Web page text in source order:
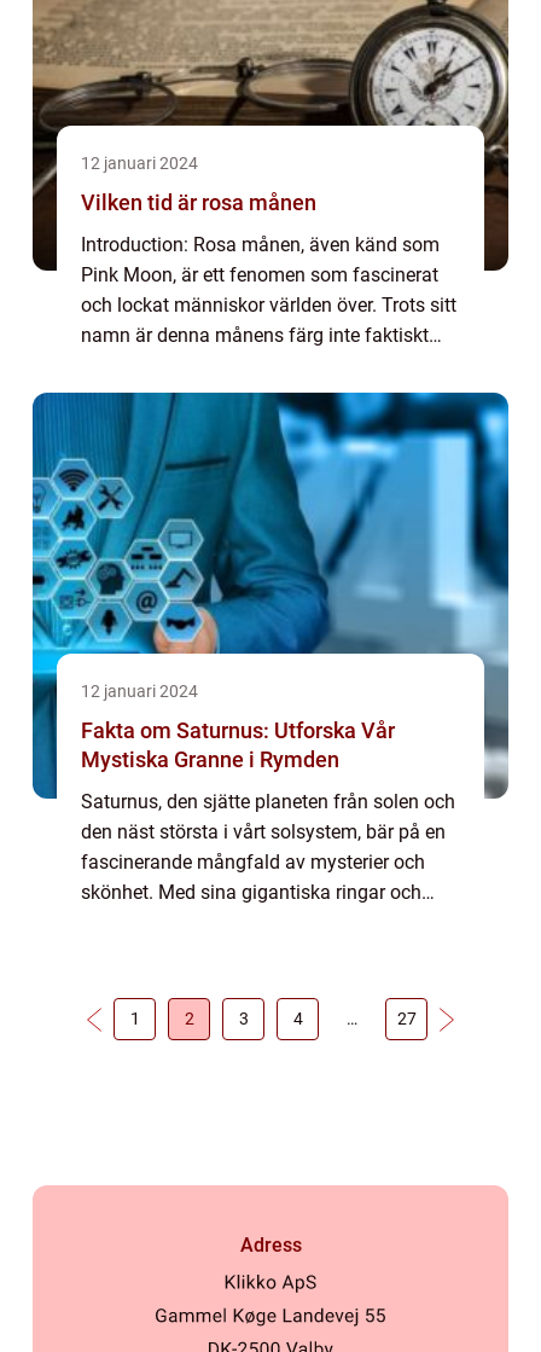
12 januari 2024
Vilken tid är rosa månen
Introduction: Rosa månen, även känd som
Pink Moon, är ett fenomen som fascinerat
och lockat människor världen över. Trots sitt
namn är denna månens färg inte faktiskt
vilda blommor som blommar under våren i...
12 januari 2024
Fakta om Saturnus: Utforska Vår
Mystiska Granne i Rymden
Saturnus, den sjätte planeten från solen och
den näst största i vårt solsystem, bär på en
fascinerande mångfald av mysterier och
skönhet. Med sina gigantiska ringar och
1 2 3 4 … 27
Adress